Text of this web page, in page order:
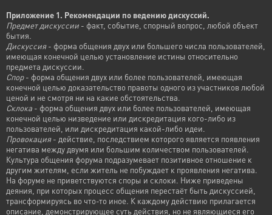
Приложение 1. Рекомендации по ведению дискуссий.
Предмет дискуссии - факт, событие, спорный вопрос, любой объект
бытия.
Дискуссия- форма общения двух или большего числа пользователей,
имеющая конечной целью установление истины относительно
предмета дискуссии.
Спор- форма общения двух или более пользователей, имеющая
конечной целью доказательство правоты одного из участников любой
ценой и не смотря ни на какие обстоятельства.
Склока - форма общения двух или более пользователей, имеющая
конечной целью низведение или дискредитация кого-либо из
пользователей, или дискредитация какой-либо идеи.
Провокация- действие, последствием которого является появления
негатива между двумя или большим количеством пользователей.
Культура общения форума подразумевает позитивное отношение к
другим жителям, если житель не побуждает к проявления негатива.
На форуме не приветствуются споры и склоки. Ниже приведены
деяния, при которых процесс общения перестаёт быть дискуссией,
трансформируясь во что-то иное. К каждому действию прилагается
описание, демонстрирующее суть действия, но не являющиеся его